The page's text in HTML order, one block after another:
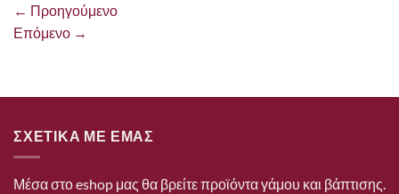
← Προηγούμενο
Επόμενο →
ΣΧΕΤΙΚΑ ΜΕ ΕΜΑΣ
Μέσα στο eshop μας θα βρείτε προϊόντα γάμου και βάπτισης.